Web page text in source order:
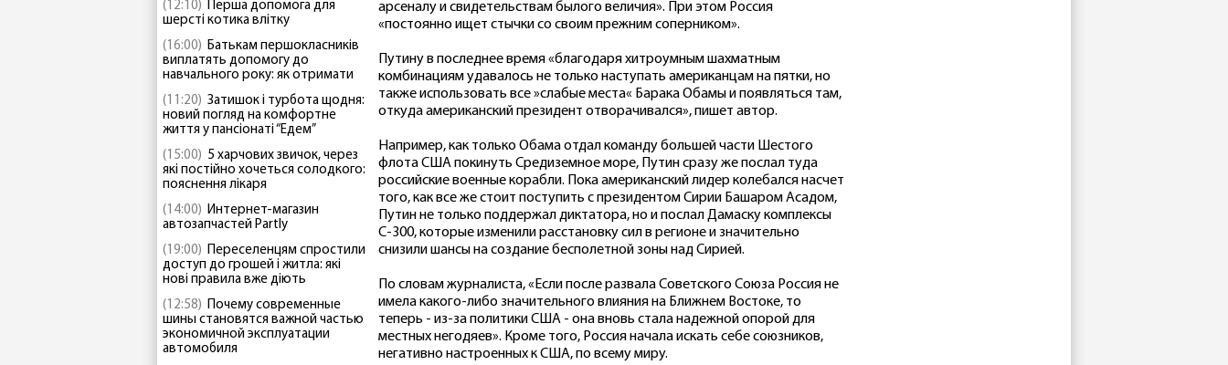
(12:10) Перша допомога для
шерсті котика влітку
(16:00) Батькам першокласників
виплатять допомогу до
навчального року: як отримати
(11:20) Затишок і турбота щодня:
новий погляд на комфортне
життя у пансіонаті “Едем”
(15:00) 5 харчових звичок, через
які постійно хочеться солодкого:
пояснення лікаря
(14:00) Интернет-магазин
автозапчастей Partly
(19:00) Переселенцям спростили
доступ до грошей і житла: які
нові правила вже діють
(12:58) Почему современные
шины становятся важной частью
экономичной эксплуатации
автомобиля
арсеналу и свидетельствам былого величия». При этом Россия
«постоянно ищет стычки со своим прежним соперником».
Путину в последнее время «благодаря хитроумным шахматным
комбинациям удавалось не только наступать американцам на пятки, но
также использовать все »слабые места« Барака Обамы и появляться там,
откуда американский президент отворачивался», пишет автор.
Например, как только Обама отдал команду большей части Шестого
флота США покинуть Средиземное море, Путин сразу же послал туда
российские военные корабли. Пока американский лидер колебался насчет
того, как все же стоит поступить с президентом Сирии Башаром Асадом,
Путин не только поддержал диктатора, но и послал Дамаску комплексы
С-300, которые изменили расстановку сил в регионе и значительно
снизили шансы на создание бесполетной зоны над Сирией.
По словам журналиста, «Если после развала Советского Союза Россия не
имела какого-либо значительного влияния на Ближнем Востоке, то
теперь - из-за политики США - она вновь стала надежной опорой для
местных негодяев». Кроме того, Россия начала искать себе союзников,
негативно настроенных к США, по всему миру.